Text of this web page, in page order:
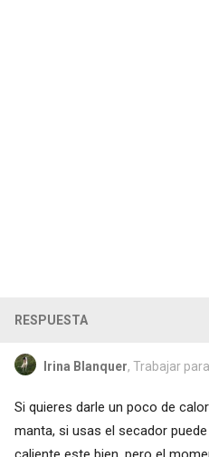
RESPUESTA
Irina Blanquer, Trabajar
Si quieres darle un poco de
manta, si usas el secador